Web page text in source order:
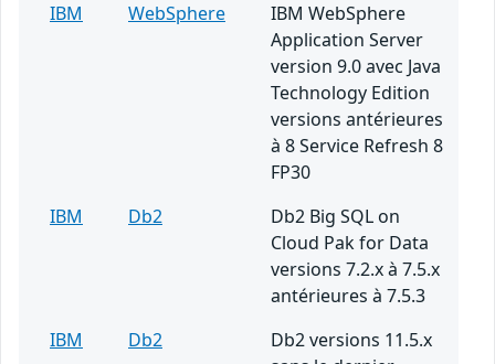
IBM
WebSphere
IBM WebSphere
Application Server
version 9.0 avec Java
Technology Edition
versions antérieures
à 8 Service Refresh 8
FP30
IBM
Db2
Db2 Big SQL on
Cloud Pak for Data
versions 7.2.x à 7.5.x
antérieures à 7.5.3
IBM
Db2
Db2 versions 11.5.x